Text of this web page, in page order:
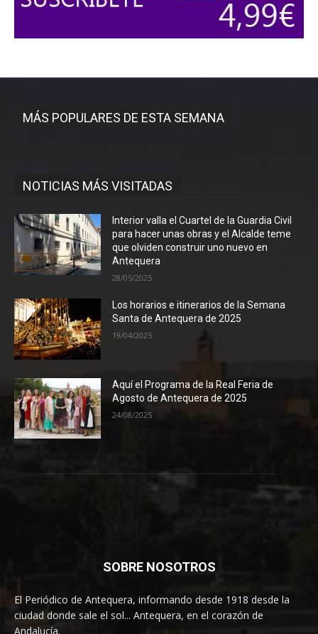
MÁS POPULARES DE ESTA SEMANA
NOTICIAS MÁS VISITADAS
Interior valla el Cuartel de la Guardia Civil
para hacer unas obras y el Alcalde teme
que olviden construir uno nuevo en
Antequera
28/05/2025
Los horarios e itinerarios de la Semana
Santa de Antequera de 2025
19/04/2025
Aquí el Programa de la Real Feria de
Agosto de Antequera de 2025
24/08/2025
SOBRE NOSOTROS
El Periódico de Antequera, informando desde 1918 desde la
ciudad donde sale el sol... Antequera, en el corazón de
Andalucía.